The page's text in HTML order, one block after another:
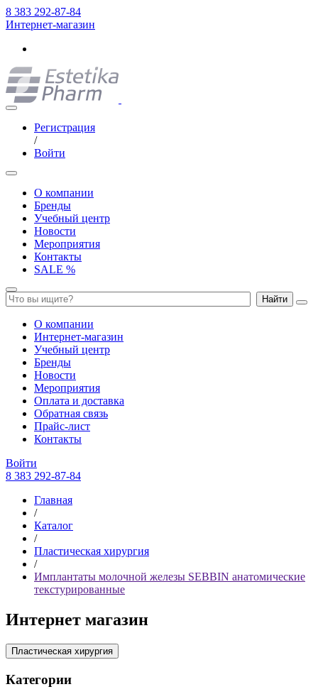
8 383 292-87-84
Интернет-магазин
Регистрация
/
Войти
О компании
Бренды
Учебный центр
Новости
Мероприятия
Контакты
SALE %
Найти
О компании
Интернет-магазин
Учебный центр
Бренды
Новости
Мероприятия
Оплата и доставка
Обратная связь
Прайс-лист
Контакты
Войти
8 383 292-87-84
Главная
/
Каталог
/
Пластическая хирургия
/
Имплантаты молочной железы SEBBIN анатомические
текстурированные
Интернет магазин
Пластическая хирургия
Категории